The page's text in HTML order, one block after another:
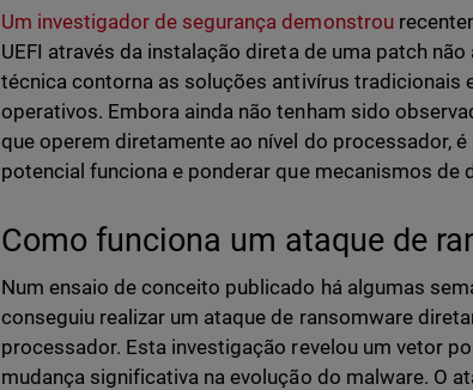
Um investigador de segurança demonstrou
UEFI através da instalação direta de uma patch
técnica contorna as soluções antivírus
operativos. Embora ainda não tenham sido
que operem diretamente ao nível do processador,
potencial funciona e ponderar que mecanismos de
Como funciona um ataque de
Num ensaio de conceito publicado há algumas
conseguiu realizar um ataque de ransomware
processador. Esta investigação revelou um vetor
mudança significativa na evolução do malware. O